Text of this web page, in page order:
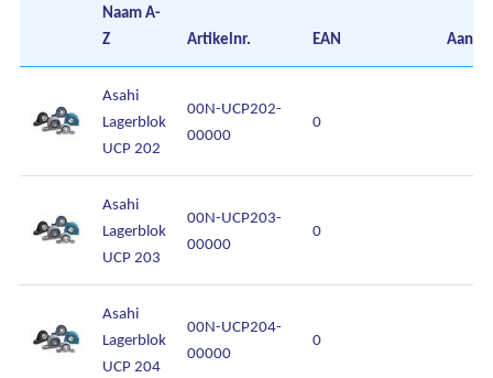
NaamA-
Z
Artikelnr. EAN Aantal
Asahi
Lagerblok
UCP 202
00N-UCP202-
00000
0
Asahi
Lagerblok
UCP 203
00N-UCP203-
00000
0
Asahi
Lagerblok
UCP 204
00N-UCP204-
00000
0